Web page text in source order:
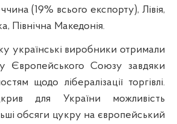
(19% всього експорту), Лівія,
Північна Македонія.
українські виробники отримали
Європейського Союзу завдяки
щодо лібералізації торгівлі.
для України можливість
обсяги цукру на європейський